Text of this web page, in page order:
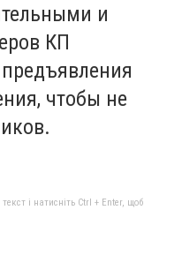
и
КП
чтобы не
і натисніть Ctrl + Enter, щоб